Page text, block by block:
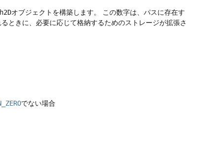
オブジェクトを構築します。
この数字は、パスに存在す
ときに、必要に応じて格納するためのストレージが拡張さ
でない場合